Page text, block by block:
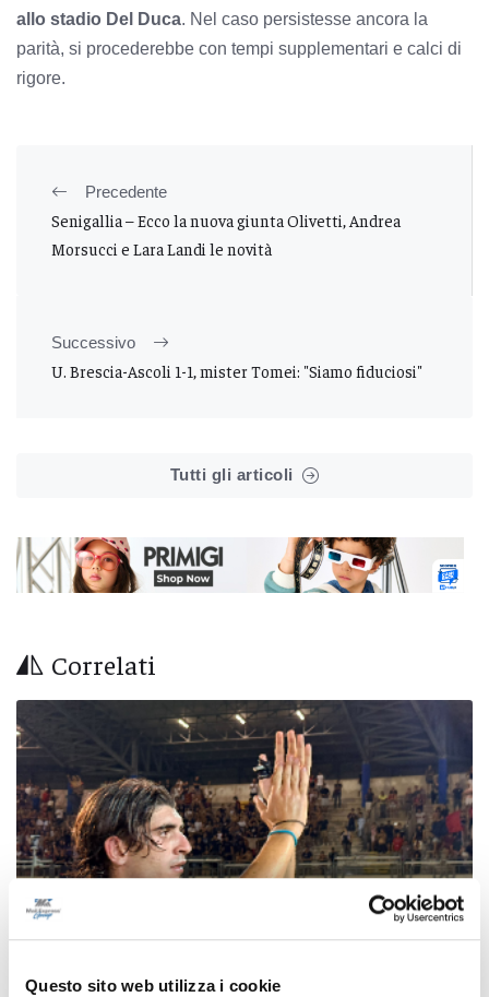
Questo sito web utilizza i cookie
allo stadio Del Duca. Nel caso persistesse ancora la
parità, si procederebbe con tempi supplementari e calci di
rigore.
Precedente
Senigallia – Ecco la nuova giunta Olivetti, Andrea
Morsucci e Lara Landi le novità
Successivo
U. Brescia-Ascoli 1-1, mister Tomei: "Siamo fiduciosi"
Tutti gli articoli
Correlati